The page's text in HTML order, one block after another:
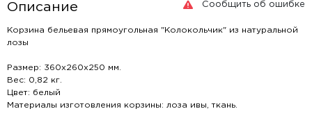
Сообщить об ошибке
Описание
Корзина бельевая прямоугольная "Колокольчик" из натуральной
лозы
Размер: 360х260х250 мм.
Вес: 0,82 кг.
Цвет: белый
Материалы изготовления корзины: лоза ивы, ткань.